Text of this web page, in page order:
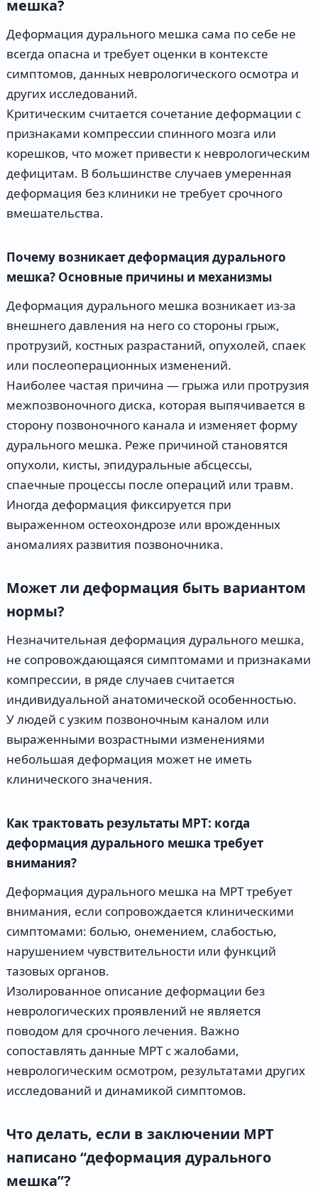
мешка?
Деформация дурального мешка сама по себе не
всегда опасна и требует оценки в контексте
симптомов, данных неврологического осмотра и
других исследований.
Критическим считается сочетание деформации с
признаками компрессии спинного мозга или
корешков, что может привести к неврологическим
дефицитам. В большинстве случаев умеренная
деформация без клиники не требует срочного
вмешательства.
Почему возникает деформация дурального
мешка? Основные причины и механизмы
Деформация дурального мешка возникает из-за
внешнего давления на него со стороны грыж,
протрузий, костных разрастаний, опухолей, спаек
или послеоперационных изменений.
Наиболее частая причина — грыжа или протрузия
межпозвоночного диска, которая выпячивается в
сторону позвоночного канала и изменяет форму
дурального мешка. Реже причиной становятся
опухоли, кисты, эпидуральные абсцессы,
спаечные процессы после операций или травм.
Иногда деформация фиксируется при
выраженном остеохондрозе или врожденных
аномалиях развития позвоночника.
Может ли деформация быть вариантом
нормы?
Незначительная деформация дурального мешка,
не сопровождающаяся симптомами и признаками
компрессии, в ряде случаев считается
индивидуальной анатомической особенностью.
У людей с узким позвоночным каналом или
выраженными возрастными изменениями
небольшая деформация может не иметь
клинического значения.
Как трактовать результаты МРТ: когда
деформация дурального мешка требует
внимания?
Деформация дурального мешка на МРТ требует
внимания, если сопровождается клиническими
симптомами: болью, онемением, слабостью,
нарушением чувствительности или функций
тазовых органов.
Изолированное описание деформации без
неврологических проявлений не является
поводом для срочного лечения. Важно
сопоставлять данные МРТ с жалобами,
неврологическим осмотром, результатами других
исследований и динамикой симптомов.
Что делать, если в заключении МРТ
написано “деформация дурального
мешка”?